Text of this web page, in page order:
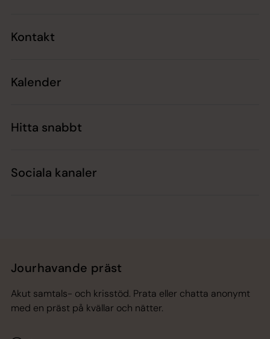
Kontakt
Kalender
Hitta snabbt
Sociala kanaler
Jourhavande präst
Akut samtals- och krisstöd. Prata eller chatta anonymt
med en präst på kvällar och nätter.